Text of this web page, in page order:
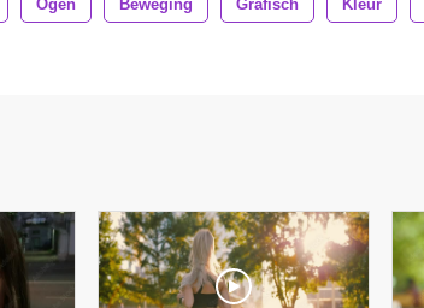
Ogen Beweging Grafisch Kleur